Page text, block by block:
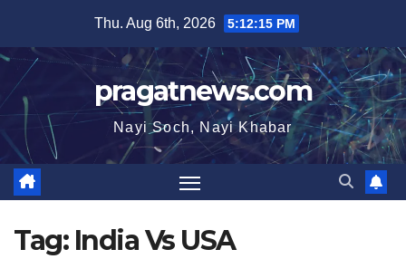
content
Thu. Aug 6th, 2026 5:12:16 PM
pragatnews.com
Nayi Soch, Nayi Khabar
Tag: India Vs USA